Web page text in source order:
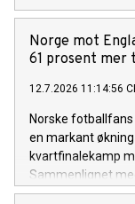
Norge mot
61 prosent mer
12.7.2026 11:14:56
Norske
en markant
kvartfinalekamp
Sammenlignet
26 prosent, mens